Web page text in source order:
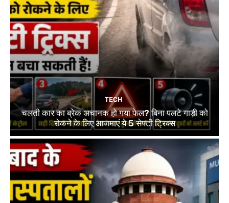
TECH
चलती कार का ब्रेक अचानक हो गया फेल? बिना पलटे गाड़ी को
रोकने के लिए आजमाएं ये 5 सेफ्टी ट्रिक्स